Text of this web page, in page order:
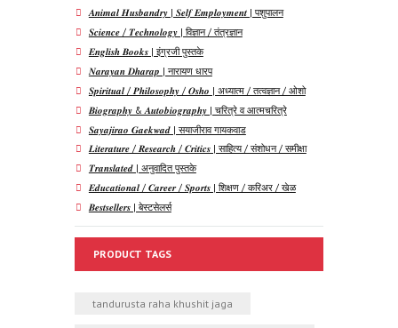
𝑨𝒏𝒊𝒎𝒂𝒍 𝑯𝒖𝒔𝒃𝒂𝒏𝒅𝒓𝒚 | 𝑺𝒆𝒍𝒇 𝑬𝒎𝒑𝒍𝒐𝒚𝒎𝒆𝒏𝒕 | पशुपालन
𝑺𝒄𝒊𝒆𝒏𝒄𝒆 / 𝑻𝒆𝒄𝒉𝒏𝒐𝒍𝒐𝒈𝒚 | विज्ञान / तंत्रज्ञान
𝑬𝒏𝒈𝒍𝒊𝒔𝒉 𝑩𝒐𝒐𝒌𝒔 | इंग्रजी पुस्तके
𝑵𝒂𝒓𝒂𝒚𝒂𝒏 𝑫𝒉𝒂𝒓𝒂𝒑 | नारायण धारप
𝑺𝒑𝒊𝒓𝒊𝒕𝒖𝒂𝒍 / 𝑷𝒉𝒊𝒍𝒐𝒔𝒐𝒑𝒉𝒚 / 𝑶𝒔𝒉𝒐 | अध्यात्म / तत्वज्ञान / ओशो
𝑩𝒊𝒐𝒈𝒓𝒂𝒑𝒉𝒚 & 𝑨𝒖𝒕𝒐𝒃𝒊𝒐𝒈𝒓𝒂𝒑𝒉𝒚 | चरित्रे व आत्मचरित्रे
𝑺𝒂𝒚𝒂𝒋𝒊𝒓𝒂𝒐 𝑮𝒂𝒆𝒌𝒘𝒂𝒅 | सयाजीराव गायकवाड
𝑳𝒊𝒕𝒆𝒓𝒂𝒕𝒖𝒓𝒆 / 𝑹𝒆𝒔𝒆𝒂𝒓𝒄𝒉 / 𝑪𝒓𝒊𝒕𝒊𝒄𝒔 | साहित्य / संशोधन / समीक्षा
𝑻𝒓𝒂𝒏𝒔𝒍𝒂𝒕𝒆𝒅 | अनुवादित पुस्तके
𝑬𝒅𝒖𝒄𝒂𝒕𝒊𝒐𝒏𝒂𝒍 / 𝑪𝒂𝒓𝒆𝒆𝒓 / 𝑺𝒑𝒐𝒓𝒕𝒔 | शिक्षण / करिअर / खेळ
𝑩𝒆𝒔𝒕𝒔𝒆𝒍𝒍𝒆𝒓𝒔 | बेस्टसेलर्स
PRODUCT TAGS
tandurusta raha khushit jaga